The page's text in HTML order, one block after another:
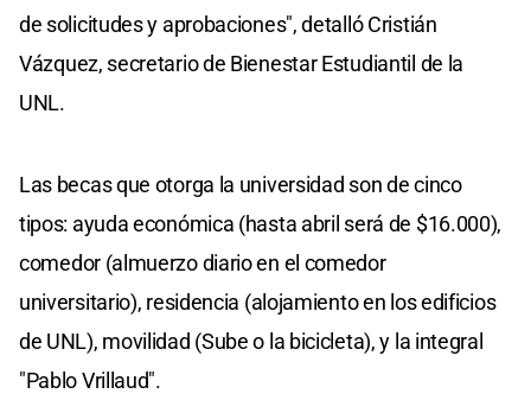
de solicitudes y aprobaciones", detalló Cristián
Vázquez, secretario de Bienestar Estudiantil de la
UNL.
Las becas que otorga la universidad son de cinco
tipos: ayuda económica (hasta abril será de $16.000),
comedor (almuerzo diario en el comedor
universitario), residencia (alojamiento en los edificios
de UNL), movilidad (Sube o la bicicleta), y la integral
"Pablo Vrillaud".